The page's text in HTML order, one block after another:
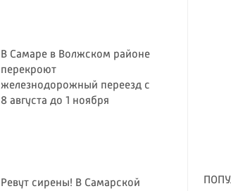
В Самаре в Волжском районе
перекроют
железнодорожный переезд с
8 августа до 1 ноября
Ревут сирены! В Самарской